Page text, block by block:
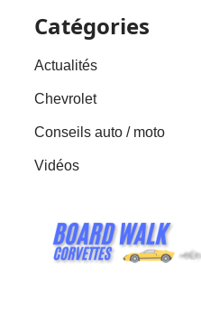
Catégories
Actualités
Chevrolet
Conseils auto / moto
Vidéos